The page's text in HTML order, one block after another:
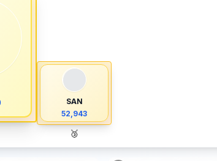
SAN
52,943
🥉